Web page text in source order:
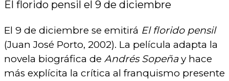
El florido pensil el 9 de diciembre
El 9 de diciembre se emitirá El florido pensil
(Juan José Porto, 2002). La película adapta la
novela biográfica de Andrés Sopeñay hace
más explícita la crítica al franquismo presente